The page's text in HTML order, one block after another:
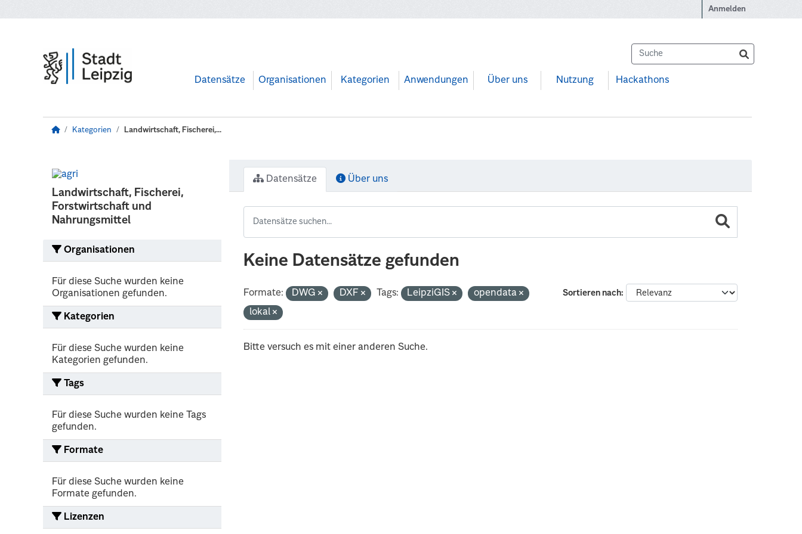
Anmelden
Datensätze Organisationen Kategorien Anwendungen Über uns Nutzung Hackathons
Kategorien Landwirtschaft, Fischerei,...
Landwirtschaft, Fischerei,
Forstwirtschaft und
Nahrungsmittel
Organisationen
Für diese Suche wurden keine
Organisationen gefunden.
Kategorien
Für diese Suche wurden keine
Kategorien gefunden.
Tags
Für diese Suche wurden keine Tags
gefunden.
Formate
Für diese Suche wurden keine
Formate gefunden.
Lizenzen
Datensätze Über uns
Keine Datensätze gefunden
Sortieren nach
Formate: DWG DXF Tags: LeipziGIS
opendata
lokal
Bitte versuch es mit einer anderen Suche.